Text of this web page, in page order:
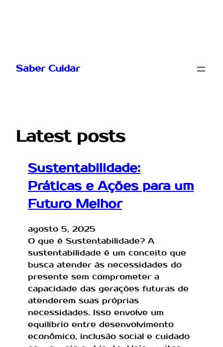
Saber Cuidar
Latest posts
Sustentabilidade:
Práticas e Ações para um
Futuro Melhor
agosto 5, 2025
O que é Sustentabilidade? A
sustentabilidade é um conceito que
busca atender às necessidades do
presente sem comprometer a
capacidade das gerações futuras de
atenderem suas próprias
necessidades. Isso envolve um
equilíbrio entre desenvolvimento
econômico, inclusão social e cuidado